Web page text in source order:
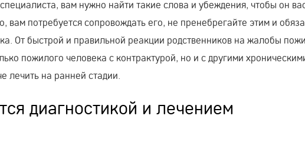
вам нужно найти такие слова и убеждения, чтобы он
потребуется сопровождать его, не пренебрегайте этим и
От быстрой и правильной реакции родственников на жалобы
пожилого человека с контрактурой, но и с другими
лечить на ранней стадии.
диагностикой и лечением